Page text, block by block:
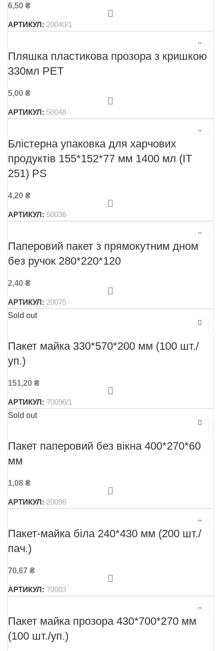
6,50 ₴
АРТИКУЛ: 20040/1
Пляшка пластикова прозора з кришкою
330мл РЕТ
5,00 ₴
АРТИКУЛ: 50048
Блістерна упаковка для харчових
продуктів 155*152*77 мм 1400 мл (ІТ
251) PS
4,20 ₴
АРТИКУЛ: 50036
Паперовий пакет з прямокутним дном
без ручок 280*220*120
2,40 ₴
АРТИКУЛ: 20075
Sold out
Пакет майка 330*570*200 мм (100 шт./
уп.)
151,20 ₴
АРТИКУЛ: 70096/1
Sold out
Пакет паперовий без вікна 400*270*60
мм
1,08 ₴
АРТИКУЛ: 20096
Пакет-майка біла 240*430 мм (200 шт./
пач.)
70,67 ₴
АРТИКУЛ: 70003
Пакет майка прозора 430*700*270 мм
(100 шт./уп.)